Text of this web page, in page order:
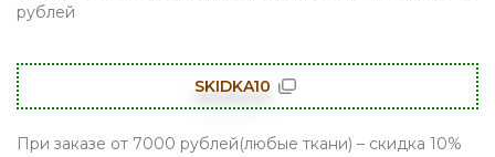
рублей
SKIDKA10
При заказе от 7000 рублей(любые ткани) – скидка 10%